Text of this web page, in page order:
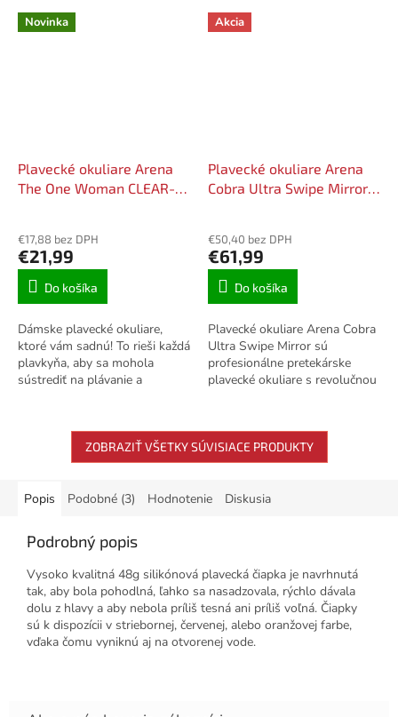
Novinka
Plavecké okuliare Arena
The One Woman CLEAR-
€17,88 bez DPH
€21,99
Do košíka
Dámske plavecké okuliare,
ktoré vám sadnú! To rieši každá
plavkyňa, aby sa mohola
sústrediť na plávanie a
ako nájsť...
Akcia
Plavecké okuliare Arena
Cobra Ultra Swipe Mirror
€50,40 bez DPH
€61,99
Do košíka
Plavecké okuliare Arena Cobra
Ultra Swipe Mirror sú
profesionálne pretekárske
plavecké okuliare s revolučnou
ZOBRAZIŤ VŠETKY SÚVISIACE PRODUKTY
Popis Podobné (3) Hodnotenie Diskusia
Podrobný popis
Vysoko kvalitná 48g silikónová plavecká čiapka je navrhnutá
tak, aby bola pohodlná, ľahko sa nasadzovala, rýchlo dávala
dolu z hlavy a aby nebola príliš tesná ani príliš voľná. Čiapky
sú k dispozícii v striebornej, červenej, alebo oranžovej farbe,
vďaka čomu vyniknú aj na otvorenej vode.